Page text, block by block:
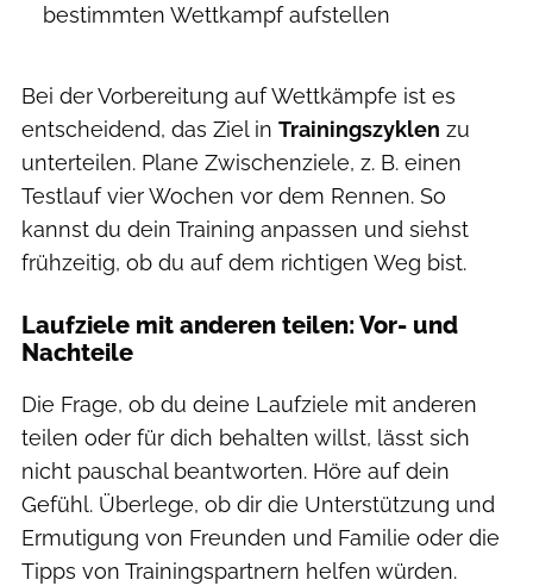
bestimmten Wettkampf aufstellen
Bei der Vorbereitung auf Wettkämpfe ist es
entscheidend, das Ziel in Trainingszyklen zu
unterteilen. Plane Zwischenziele, z. B. einen
Testlauf vier Wochen vor dem Rennen. So
kannst du dein Training anpassen und siehst
frühzeitig, ob du auf dem richtigen Weg bist.
Laufziele mit anderen teilen: Vor- und
Nachteile
Die Frage, ob du deine Laufziele mit anderen
teilen oder für dich behalten willst, lässt sich
nicht pauschal beantworten. Höre auf dein
Gefühl. Überlege, ob dir die Unterstützung und
Ermutigung von Freunden und Familie oder die
Tipps von Trainingspartnern helfen würden.